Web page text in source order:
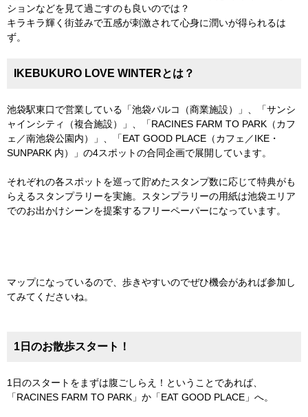
ションなどを見て過ごすのも良いのでは？
キラキラ輝く街並みで五感が刺激されて心身に潤いが得られるは
ず。
IKEBUKURO LOVE WINTERとは？
池袋駅東口で営業している「池袋パルコ（商業施設）」、「サンシ
ャインシティ（複合施設）」、「RACINES FARM TO PARK（カフ
ェ／南池袋公園内）」、「EAT GOOD PLACE（カフェ／IKE・
SUNPARK 内）」の4スポットの合同企画で展開しています。
それぞれの各スポットを巡って貯めたスタンプ数に応じて特典がも
らえるスタンプラリーを実施。スタンプラリーの用紙は池袋エリア
でのお出かけシーンを提案するフリーペーパーになっています。
マップになっているので、歩きやすいのでぜひ機会があれば参加し
てみてくださいね。
1日のお散歩スタート！
1日のスタートをまずは腹ごしらえ！ということであれば、
「RACINES FARM TO PARK」か「EAT GOOD PLACE」へ。